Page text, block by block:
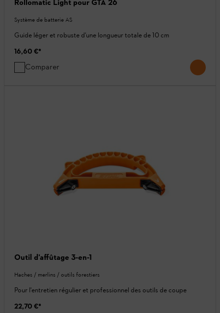
Rollomatic Light pour GTA 26
Système de batterie AS
Guide léger et robuste d'une longueur totale de 10 cm
16,60 €*
Comparer
Outil d’affûtage 3-en-1
Haches / merlins / outils forestiers
Pour l'entretien régulier et professionnel des outils de coupe
22,70 €*